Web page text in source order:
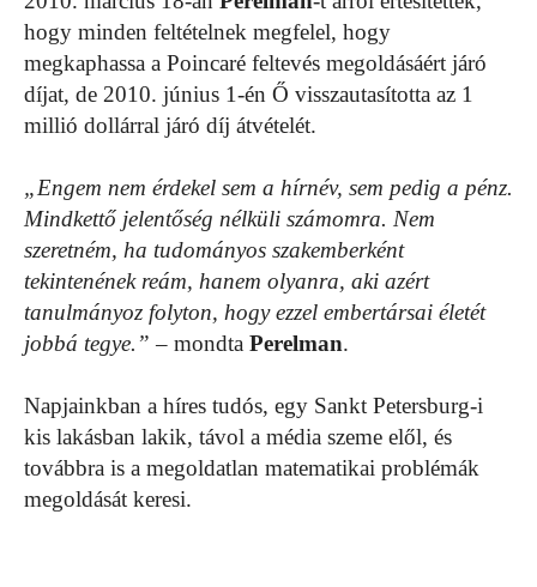
hogy minden feltételnek megfelel, hogy
megkaphassa a Poincaré feltevés megoldásáért járó
díjat, de 2010. június 1-én Ő visszautasította az 1
millió dollárral járó díj átvételét.
„Engem nem érdekel sem a hírnév, sem pedig a pénz.
Mindkettő jelentőség nélküli számomra. Nem
szeretném, ha tudományos szakemberként
tekintenének reám, hanem olyanra, aki azért
tanulmányoz folyton, hogy ezzel embertársai életét
jobbá tegye.” – mondta Perelman.
Napjainkban a híres tudós, egy Sankt Petersburg-i
kis lakásban lakik, távol a média szeme elől, és
továbbra is a megoldatlan matematikai problémák
megoldását keresi.